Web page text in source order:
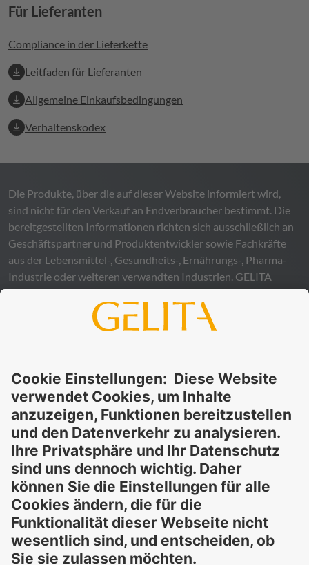
Für Lieferanten
Compliance in der Lieferkette
Leitfaden für Lieferanten
Allgemeine Einkaufsbedingungen
Verhaltenskodex
Die Produkte, über die auf dieser Website informiert wird,
sind nicht für den Verkauf an Endverbraucher bestimmt. Die
bereitgestellten Informationen richten sich ausschließlich an
Geschäftspartner und Produktentwickler sowie Fachkräfte
aus der Lebensmittel-, Gesundheits-, Ernährungs-, Pharma-
Industrie oder weiteren verwandten Industrien. GELITA
übernimmt keinerlei Gewähr – weder ausdrücklich noch
stillschweigend – für die Richtigkeit, Verlässlichkeit oder
Vollständigkeit der bereitgestellten Informationen und
Informationen ergeben könnte. Die Verwendung der
Informationen erfolgt auf eigenes Risiko und in eigener
Verantwortung.
Diese Erklärung entbindet Sie nicht von der Pflicht, eigene
Eignungsprüfungen und Tests durchzuführen, sowie alle
geltenden gesetzlichen Vorschriften einzuhalten und Rechte
Dritter zu respektieren. Die beschriebenen Produkte und
Konzepte sind nicht für den Einzelverkauf oder den direkten
Endverbrauch bestimmt. Sie sind nicht zur Diagnose,
Behandlung, Heilung oder Vorbeugung von Krankheiten
gedacht. Verwendungen und Aussagen zu